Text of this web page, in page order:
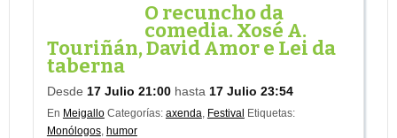
O recuncho da
comedia. Xosé A.
Touriñán, David Amor e Lei da
taberna
Desde 17 Julio 21:00 hasta 17 Julio 23:54
En Meigallo Categorías: axenda, Festival Etiquetas:
Monólogos, humor